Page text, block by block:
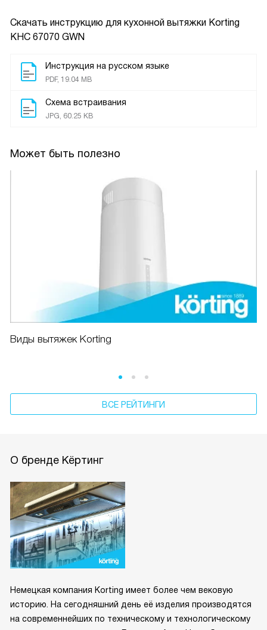
Скачать инструкцию для кухонной вытяжки Korting
KHC 67070 GWN
Инструкция на русском языке
PDF, 19.04 MB
Схема встраивания
JPG, 60.25 KB
Может быть полезно
Виды вытяжек Korting
ВСЕ РЕЙТИНГИ
О бренде Кёртинг
Немецкая компания Korting имеет более чем вековую
историю. На сегодняшний день её изделия производятся
на современнейших по техническому и технологическому